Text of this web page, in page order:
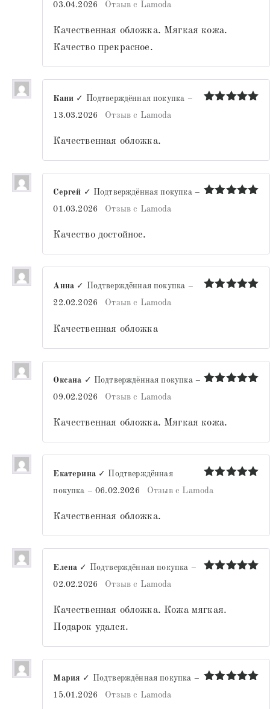
03.04.2026
Отзыв с Lamoda
Качественная обложка. Мягкая кожа.
Качество прекрасное.
Кани ✓ Подтверждённая покупка –
13.03.2026
Отзыв с Lamoda
Качественная обложка.
Сергей ✓ Подтверждённая покупка –
01.03.2026
Отзыв с Lamoda
Качество достойное.
Анна ✓ Подтверждённая покупка –
22.02.2026
Отзыв с Lamoda
Качественная обложка
Оксана ✓ Подтверждённая покупка –
09.02.2026
Отзыв с Lamoda
Качественная обложка. Мягкая кожа.
Оценка
из 5
Екатерина ✓ Подтверждённая
покупка – 06.02.2026 Отзыв с Lamoda
Качественная обложка.
Елена ✓ Подтверждённая покупка –
02.02.2026
Отзыв с Lamoda
Качественная обложка. Кожа мягкая.
Подарок удался.
Мария ✓ Подтверждённая покупка –
15.01.2026
Отзыв с Lamoda